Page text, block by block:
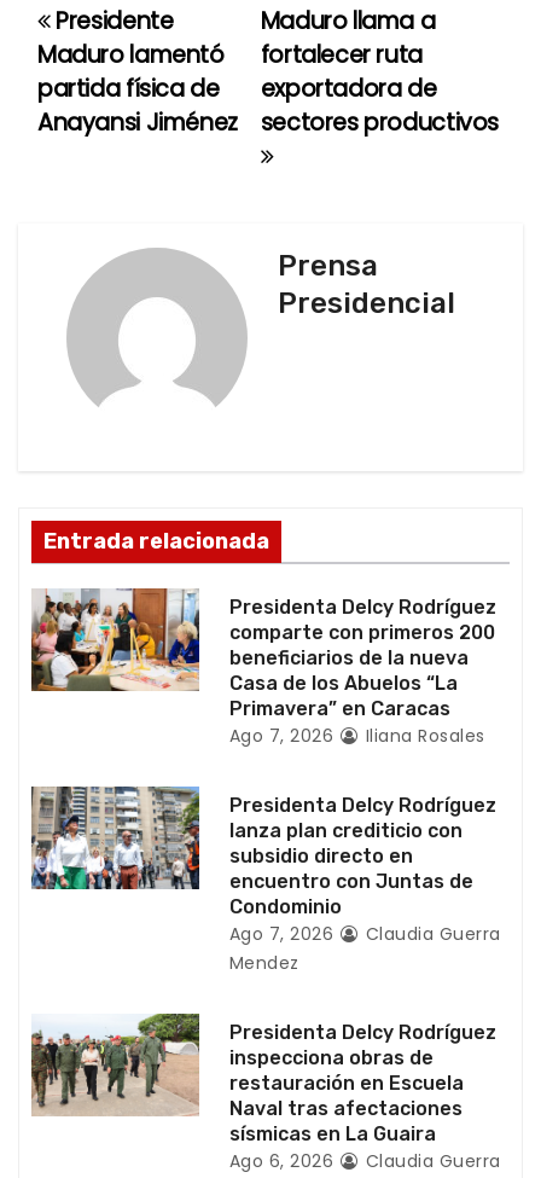
N
a
v
d
e
e
n
r
a
d
Maduro llama a
fortalecer ruta
exportadora de
sectores productivos
Presidente
Maduro lamentó
partida física de
Anayansi Jiménez
Prensa
Presidencial
Entrada relacionada
Presidenta Delcy Rodríguez
comparte con primeros 200
beneficiarios de la nueva
Casa de los Abuelos “La
Primavera” en Caracas
Ago 7, 2026 Iliana Rosales
Presidenta Delcy Rodríguez
lanza plan crediticio con
subsidio directo en
encuentro con Juntas de
Condominio
Ago 7, 2026
Claudia Guerra
Mendez
Presidenta Delcy Rodríguez
inspecciona obras de
restauración en Escuela
Naval tras afectaciones
sísmicas en La Guaira
Ago 6, 2026
Claudia Guerra